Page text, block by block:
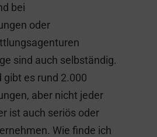
bei
oder
sind auch selbständig.
gibt es rund 2.000
aber nicht jeder
ist auch seriös oder
Wie finde ich